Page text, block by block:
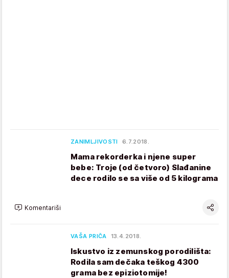
ZANIMLJIVOSTI 6.7.2018.
Mama rekorderka i njene super
bebe: Troje (od četvoro) Slađanine
dece rodilo se sa više od 5 kilograma
Komentariši
VAŠA PRIČA 13.4.2018.
Iskustvo iz zemunskog porodilišta:
Rodila sam dečaka teškog 4300
grama bez epiziotomije!